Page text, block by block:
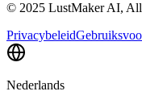
© 2025 LustMaker AI,
Privacybeleid
Nederlands